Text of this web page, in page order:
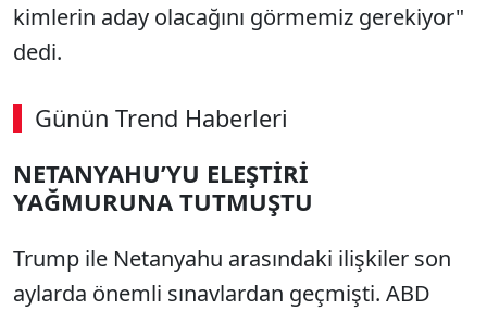
kimlerin aday olacağını görmemiz gerekiyor"
dedi.
Günün Trend Haberleri
NETANYAHU’YU ELEŞTİRİ
YAĞMURUNA TUTMUŞTU
Trump ile Netanyahu arasındaki ilişkiler son
aylarda önemli sınavlardan geçmişti. ABD